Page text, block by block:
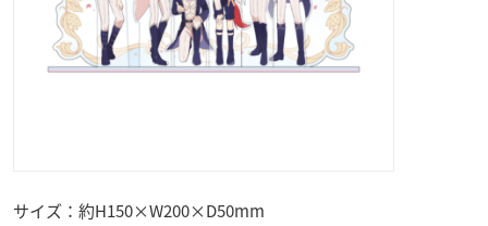
サイズ：約H150×W200×D50mm